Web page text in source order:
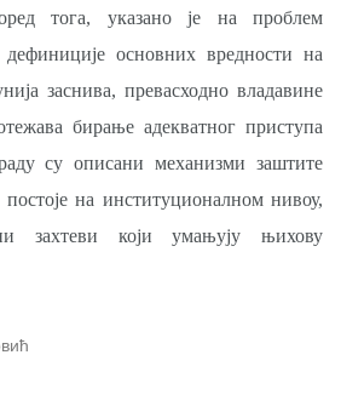
тога, указано је на проблем
дефиниције основних вредности на
заснива, превасходно владавине
бирање адекватног приступа
су описани механизми заштите
постоје на институционалном нивоу,
захтеви који умањују њихову